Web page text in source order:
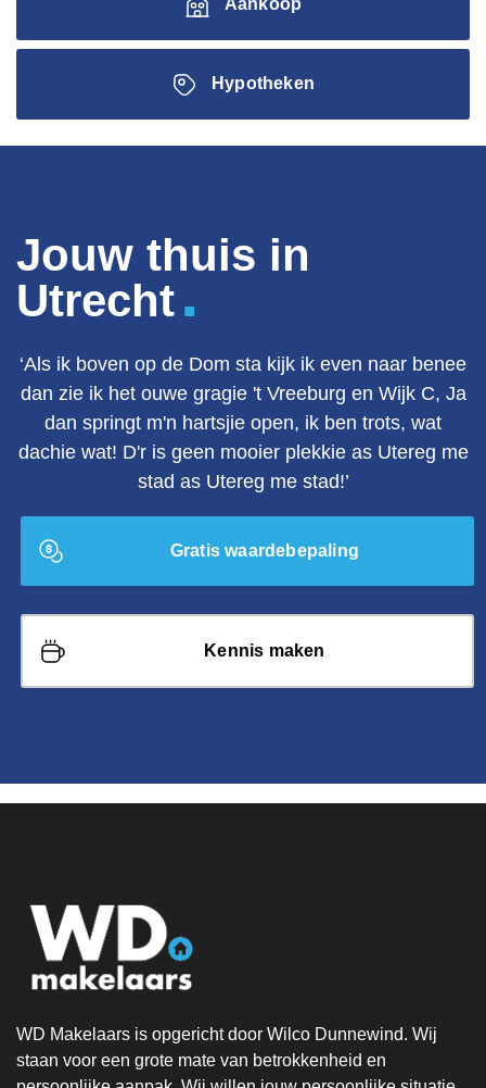
Aankoop
Hypotheken
Jouw thuis in
Utrecht.
‘Als ik boven op de Dom sta kijk ik even naar benee
dan zie ik het ouwe gragie 't Vreeburg en Wijk C, Ja
dan springt m'n hartsjie open, ik ben trots, wat
dachie wat! D'r is geen mooier plekkie as Utereg me
stad as Utereg me stad!’
Gratis waardebepaling
Kennis maken
WD Makelaars is opgericht door Wilco Dunnewind. Wij
staan voor een grote mate van betrokkenheid en